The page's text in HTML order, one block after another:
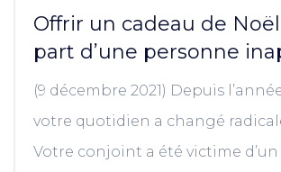
Offrir un cadeau de
part d’une personne
(9 décembre 2021) Depuis
votre quotidien a changé
Votre conjoint a été victime